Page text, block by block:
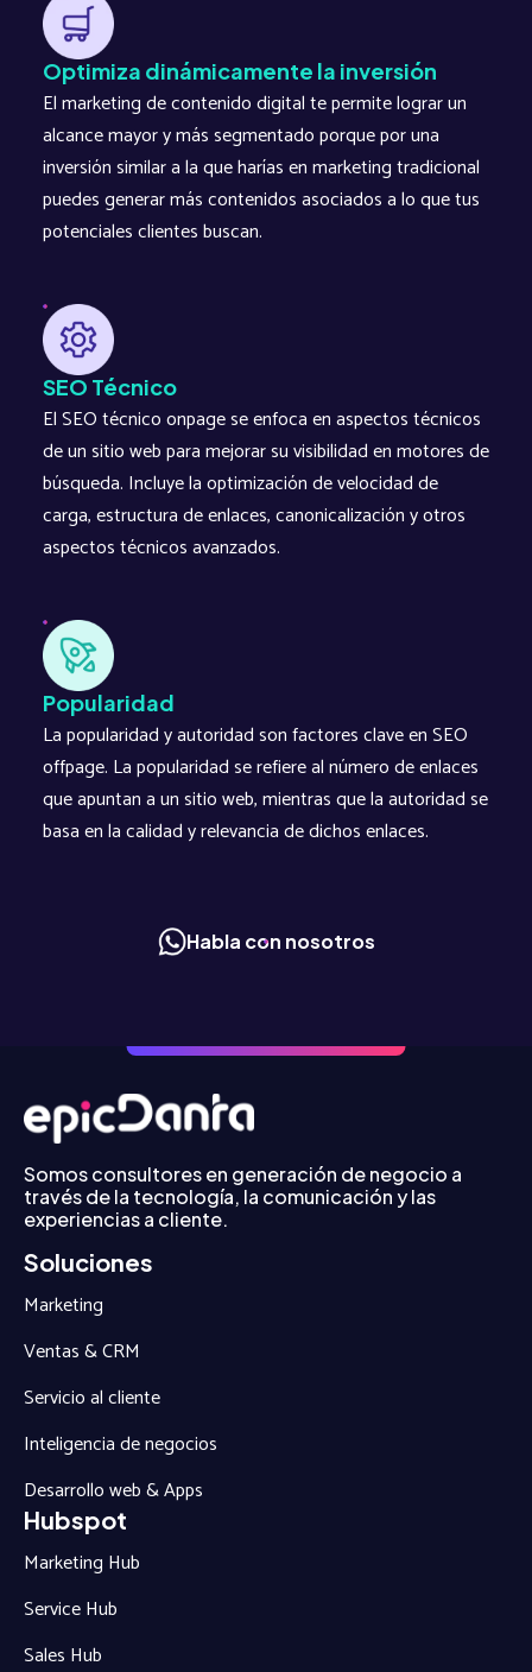
Optimiza dinámicamente la inversión
El marketing de contenido digital te permite lograr un
alcance mayor y más segmentado porque por una
inversión similar a la que harías en marketing tradicional
puedes generar más contenidos asociados a lo que tus
potenciales clientes buscan.
SEO Técnico
El SEO técnico onpage se enfoca en aspectos técnicos
de un sitio web para mejorar su visibilidad en motores de
búsqueda. Incluye la optimización de velocidad de
carga, estructura de enlaces, canonicalización y otros
aspectos técnicos avanzados.
Popularidad
La popularidad y autoridad son factores clave en SEO
offpage. La popularidad se refiere al número de enlaces
que apuntan a un sitio web, mientras que la autoridad se
basa en la calidad y relevancia de dichos enlaces.
Habla con nosotros
Somos consultores en generación de negocio a
través de la tecnología, la comunicación y las
experiencias a cliente.
Soluciones
Marketing
Ventas & CRM
Servicio al cliente
Inteligencia de negocios
Desarrollo web & Apps
Hubspot
Marketing Hub
Service Hub
Sales Hub